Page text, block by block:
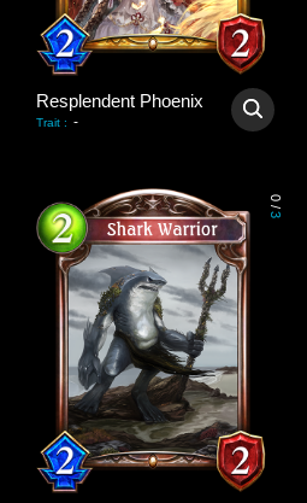
Resplendent Phoenix
Trait : -
0
/
3